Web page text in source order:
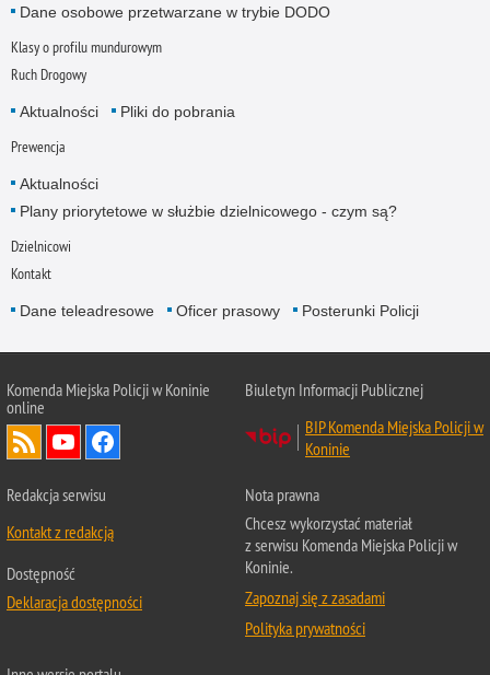
Dane osobowe przetwarzane w trybie DODO
Klasy o profilu mundurowym
Ruch Drogowy
Aktualności Pliki do pobrania
Prewencja
Aktualności
Plany priorytetowe w służbie dzielnicowego - czym są?
Dzielnicowi
Kontakt
Dane teleadresowe Oficer prasowy Posterunki Policji
Komenda Miejska Policji w Koninie
online
Biuletyn Informacji Publicznej
BIP Komenda Miejska Policji w
Koninie
Redakcja serwisu
Kontakt z redakcją
Dostępność
Deklaracja dostępności
Nota prawna
Chcesz wykorzystać materiał
z serwisu Komenda Miejska Policji w
Koninie.
Zapoznaj się z zasadami
Polityka prywatności